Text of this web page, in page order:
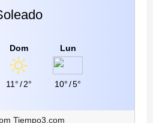
Dom
11°/ 2°
Lun
10°/5°
Tiempo3.com